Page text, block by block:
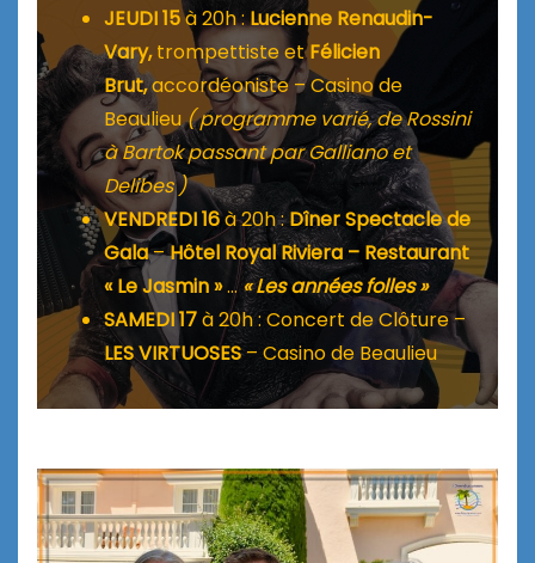
JEUDI 15à 20h :Lucienne Renaudin-
Vary,trompettiste etFélicien
Brut,accordéoniste – Casino de
Beaulieu( programme varié, de Rossini
à Bartok passant par Galliano et
Delibes )
VENDREDI 16à 20h :Dîner Spectacle de
Gala–Hôtel Royal Riviera – Restaurant
« Le Jasmin »…« Les années folles »
SAMEDI 17à 20h : Concert de Clôture –
LES VIRTUOSES– Casino de Beaulieu